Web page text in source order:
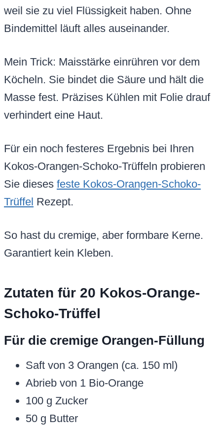
weil sie zu viel Flüssigkeit haben. Ohne
Bindemittel läuft alles auseinander.
Mein Trick: Maisstärke einrühren vor dem
Köcheln. Sie bindet die Säure und hält die
Masse fest. Präzises Kühlen mit Folie drauf
verhindert eine Haut.
Für ein noch festeres Ergebnis bei Ihren
Kokos-Orangen-Schoko-Trüffeln probieren
Sie dieses feste Kokos-Orangen-Schoko-
Trüffel Rezept.
So hast du cremige, aber formbare Kerne.
Garantiert kein Kleben.
Zutaten für 20 Kokos-Orange-
Schoko-Trüffel
Für die cremige Orangen-Füllung
Saft von 3 Orangen (ca. 150 ml)
Abrieb von 1 Bio-Orange
100 g Zucker
50 g Butter